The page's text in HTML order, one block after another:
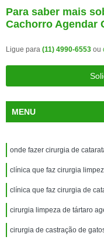
Para saber mais
Cachorro Agendar
Ligue para (11) 4990-6553 ou
MENU
onde fazer cirurgia de
clínica que faz cirurgia
clínica que faz cirurgia de
cirurgia limpeza de tártaro
cirurgia de castração de